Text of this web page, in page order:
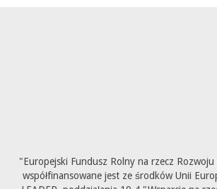
"Europejski Fundusz Rolny na rzecz
współfinansowane jest ze środków Unii